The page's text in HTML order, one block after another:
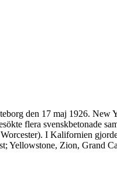
den 17 maj 1926. New
flera svenskbetonade
I Kalifornien
Yellowstone, Zion, Grand